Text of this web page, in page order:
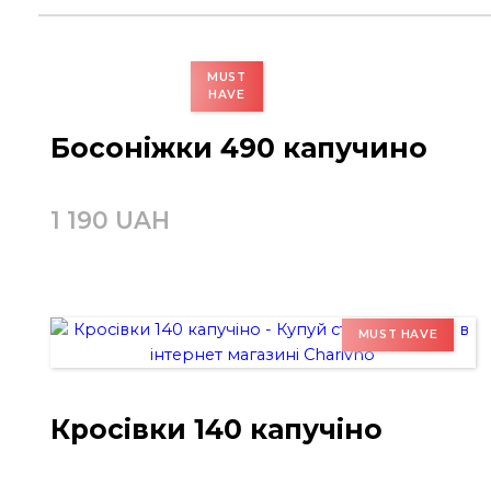
Босоніжки 490 капучино
1 190 UAH
Кросівки 140 капучіно